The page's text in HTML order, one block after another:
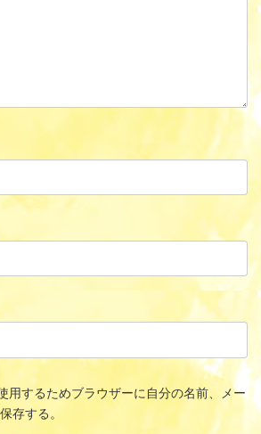
用するためブラウザーに自分の名前、メー
存する。